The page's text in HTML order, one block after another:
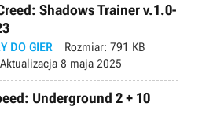
Shadows Trainer v.1.0-
DO GIER Rozmiar: 791 KB
Aktualizacja 8 maja 2025
Underground 2 + 10